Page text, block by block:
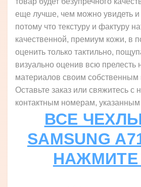
еще лучше, чем можно увидеть и
потому что текстуру и фактуру
качественной, премиум кожи, в
оценить только тактильно,
визуально оценив всю прелесть
материалов своим собственным
Оставьте заказ или свяжитесь с
контактным номерам, указанным
ВСЕ
SAMSUNG
НАЖМИТЕ